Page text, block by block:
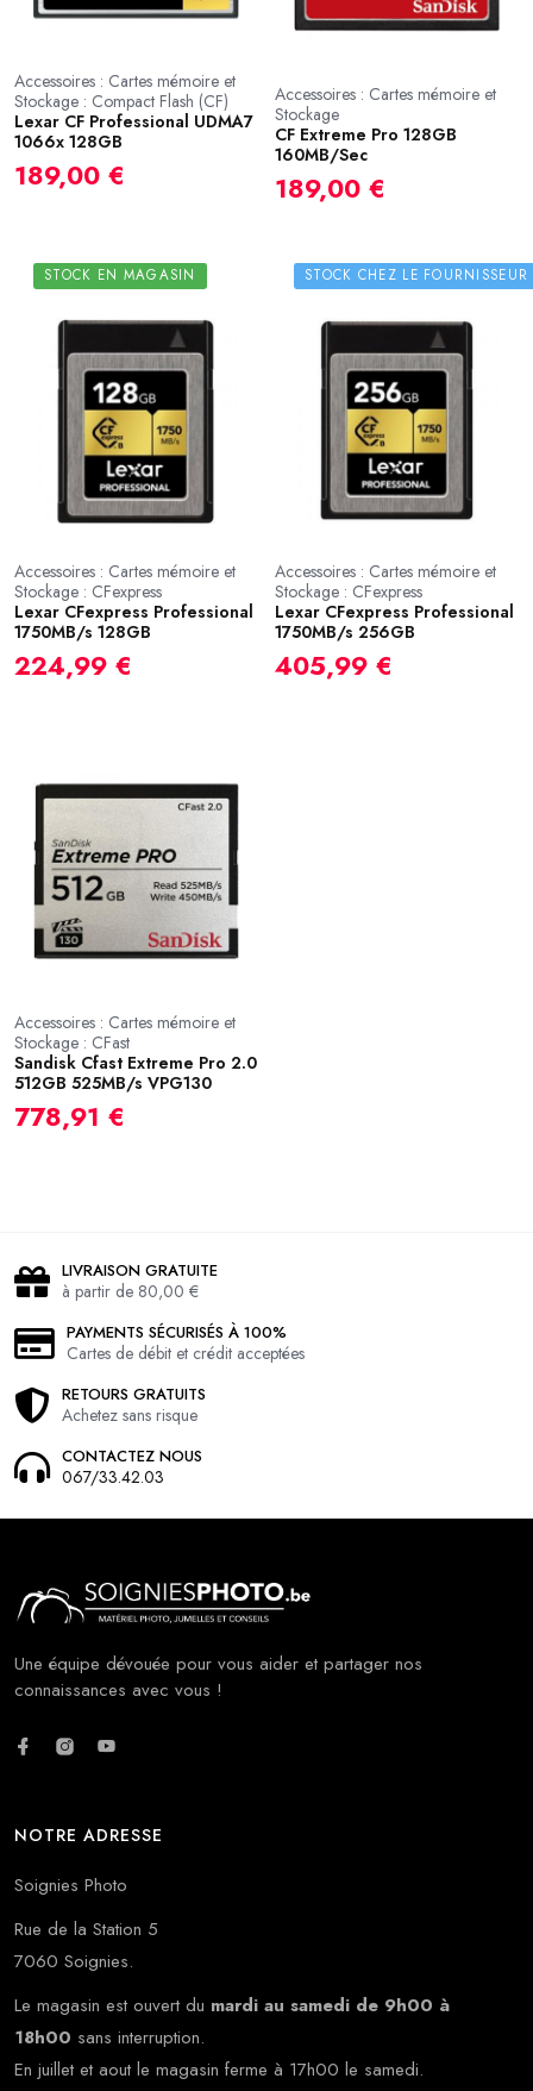
Accessoires : Cartes mémoire et
Stockage : Compact Flash (CF)
Lexar CF Professional UDMA7
1066x 128GB
189,00 €
Accessoires : Cartes mémoire et
Stockage
CF Extreme Pro 128GB
160MB/Sec
189,00 €
STOCK EN MAGASIN
Accessoires : Cartes mémoire et
Stockage : CFexpress
Lexar CFexpress Professional
1750MB/s 128GB
224,99 €
STOCK CHEZ LE FOURNISSEUR
Accessoires : Cartes mémoire et
Stockage : CFexpress
Lexar CFexpress Professional
1750MB/s 256GB
405,99 €
Accessoires : Cartes mémoire et
Stockage : CFast
Sandisk Cfast Extreme Pro 2.0
512GB 525MB/s VPG130
778,91 €
LIVRAISON GRATUITE
à partir de 80,00 €
PAYMENTS SÉCURISÉS À 100%
Cartes de débit et crédit acceptées
RETOURS GRATUITS
Achetez sans risque
CONTACTEZ NOUS
067/33.42.03
Une équipe dévouée pour vous aider et partager nos
connaissances avec vous !
NOTRE ADRESSE
Soignies Photo
Rue de la Station 5
7060 Soignies.
Le magasin est ouvert du mardi au samedi de 9h00 à
18h00 sans interruption.
En juillet et aout le magasin ferme à 17h00 le samedi.